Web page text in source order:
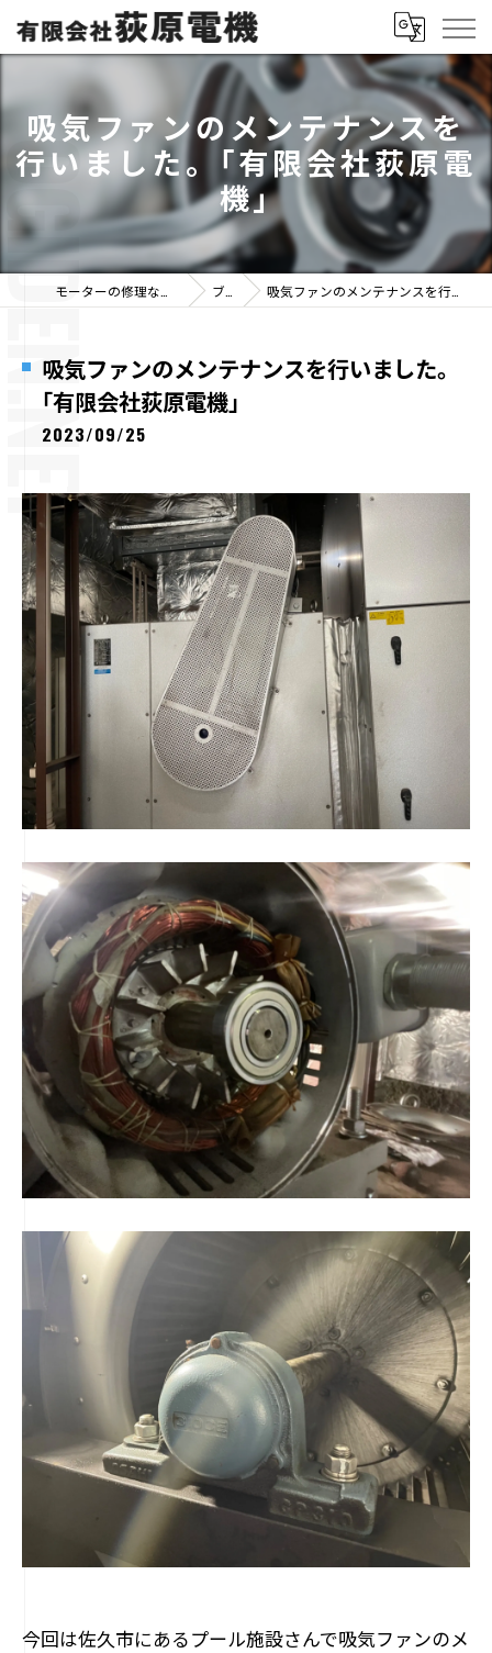
吸気ファンのメンテナンスを
行いました。｢有限会社荻原電
機｣
ブログ 吸気ファンのメンテナンスを行いました。｢有限会社荻原電機｣
吸気ファンのメンテナンスを行いました。
｢有限会社荻原電機｣
2023/09/25
今回は佐久市にあるプール施設さんで吸気ファンのメ